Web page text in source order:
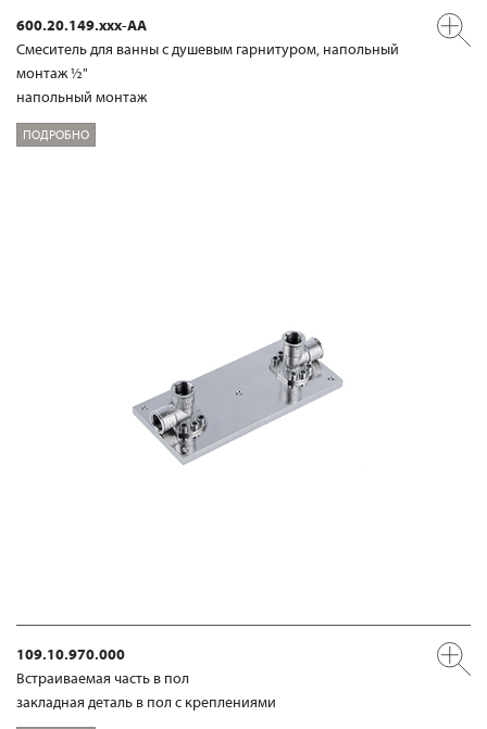
600.20.149.xxx-AA
Смеситель для ванны с душевым гарнитуром, напольный
монтаж ½"
напольный монтаж
ПОДРОБНО
109.10.970.000
Встраиваемая часть в пол
закладная деталь в пол с креплениями